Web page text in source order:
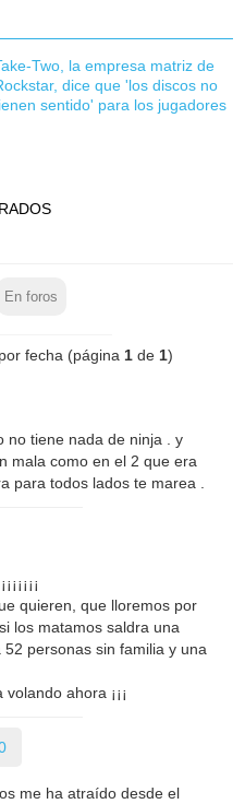
Two, la empresa matriz de
dice que 'los discos no
sentido' para los jugadores
En foros
fecha (página 1de 1)
no tiene nada de ninja . y
mala como en el 2 que era
para todos lados te marea .
quieren, que lloremos por
los matamos saldra una
personas sin familia y una
ahora ¡¡¡
me ha atraído desde el